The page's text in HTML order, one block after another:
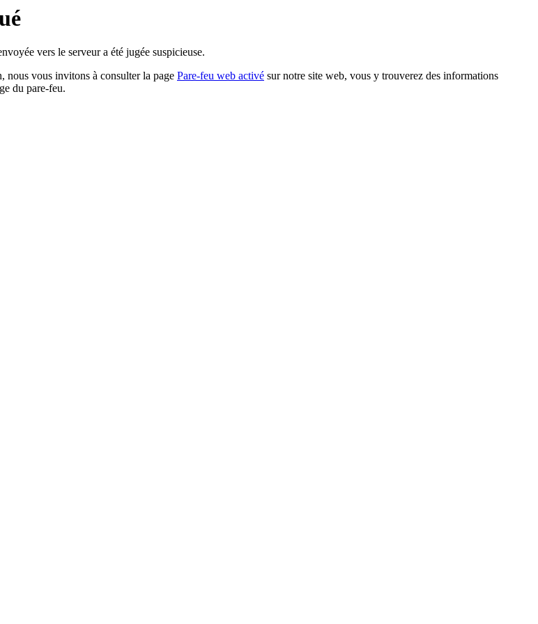
vers le serveur a été jugée suspicieuse.
nous vous invitons à consulter la page Pare-feu web activé sur notre site web, vous y trouverez des informations
du pare-feu.